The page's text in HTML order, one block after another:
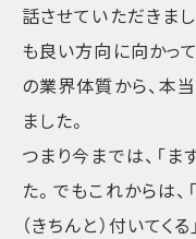
話させていただきまし
も良い方向に向かっ
の業界体質から、本
ました。
つまり今までは、「ま
た。でもこれからは
（きちんと）付いてく